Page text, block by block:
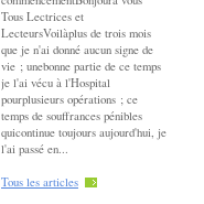
Tous Lectrices et
LecteursVoilàplus de trois mois
que je n'ai donné aucun signe de
vie ; unebonne partie de ce temps
je l'ai vécu à l'Hospital
pourplusieurs opérations ; ce
temps de souffrances pénibles
quicontinue toujours aujourd'hui, je
l'ai passé en...
Tous les articles